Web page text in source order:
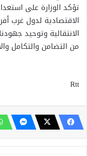
تؤكد الوزارة على
الاقتصادية لدول غرب
الانتقالية وتوحيد
من التضامن والتكامل
Rtt